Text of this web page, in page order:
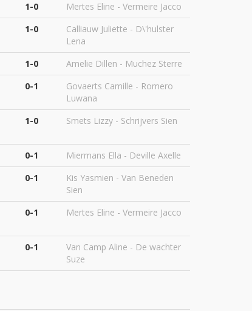
1-0
Mertes Eline - Vermeire Jacco
1-0
Calliauw Juliette - D\'hulster
Lena
1-0
Amelie Dillen - Muchez Sterre
0-1
Govaerts Camille - Romero
Luwana
1-0 Smets Lizzy - Schrijvers Sien
0-1
Miermans Ella - Deville Axelle
0-1
Kis Yasmien - Van Beneden
Sien
0-1 Mertes Eline - Vermeire Jacco
0-1
Van Camp Aline - De wachter
Suze